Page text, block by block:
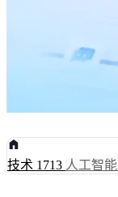
技术 1713 人工智能